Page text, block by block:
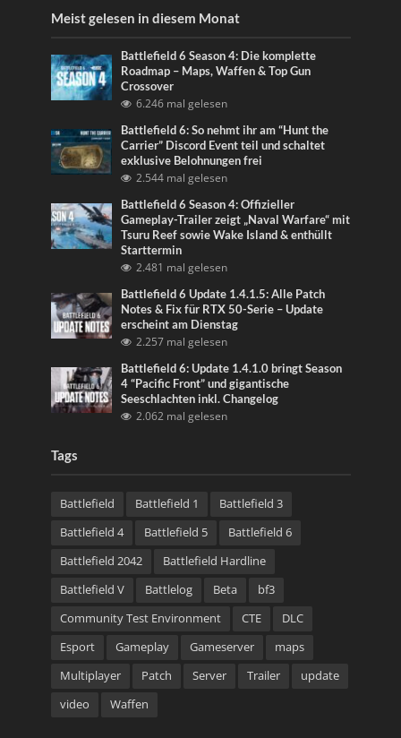
Meist gelesen in diesem Monat
Battlefield 6 Season 4: Die komplette
Roadmap – Maps, Waffen & Top Gun
Crossover
6.246 mal gelesen
Battlefield 6: So nehmt ihr am “Hunt the
Carrier” Discord Event teil und schaltet
exklusive Belohnungen frei
2.544 mal gelesen
Battlefield 6 Season 4: Offizieller
Gameplay-Trailer zeigt „Naval Warfare“ mit
Tsuru Reef sowie Wake Island & enthüllt
Starttermin
2.481 mal gelesen
Battlefield 6 Update 1.4.1.5: Alle Patch
Notes & Fix für RTX 50-Serie – Update
erscheint am Dienstag
2.257 mal gelesen
Battlefield 6: Update 1.4.1.0 bringt Season
4 “Pacific Front” und gigantische
Seeschlachten inkl. Changelog
2.062 mal gelesen
Tags
Battlefield Battlefield 1
Battlefield 3
Battlefield 4
Battlefield 5
Battlefield 6
Battlefield 2042
Battlefield Hardline
Battlefield V
Battlelog Beta
bf3
Community Test Environment
CTE
DLC
Esport
Gameplay Gameserver
maps
Multiplayer
Patch Server Trailer
update
video
Waffen